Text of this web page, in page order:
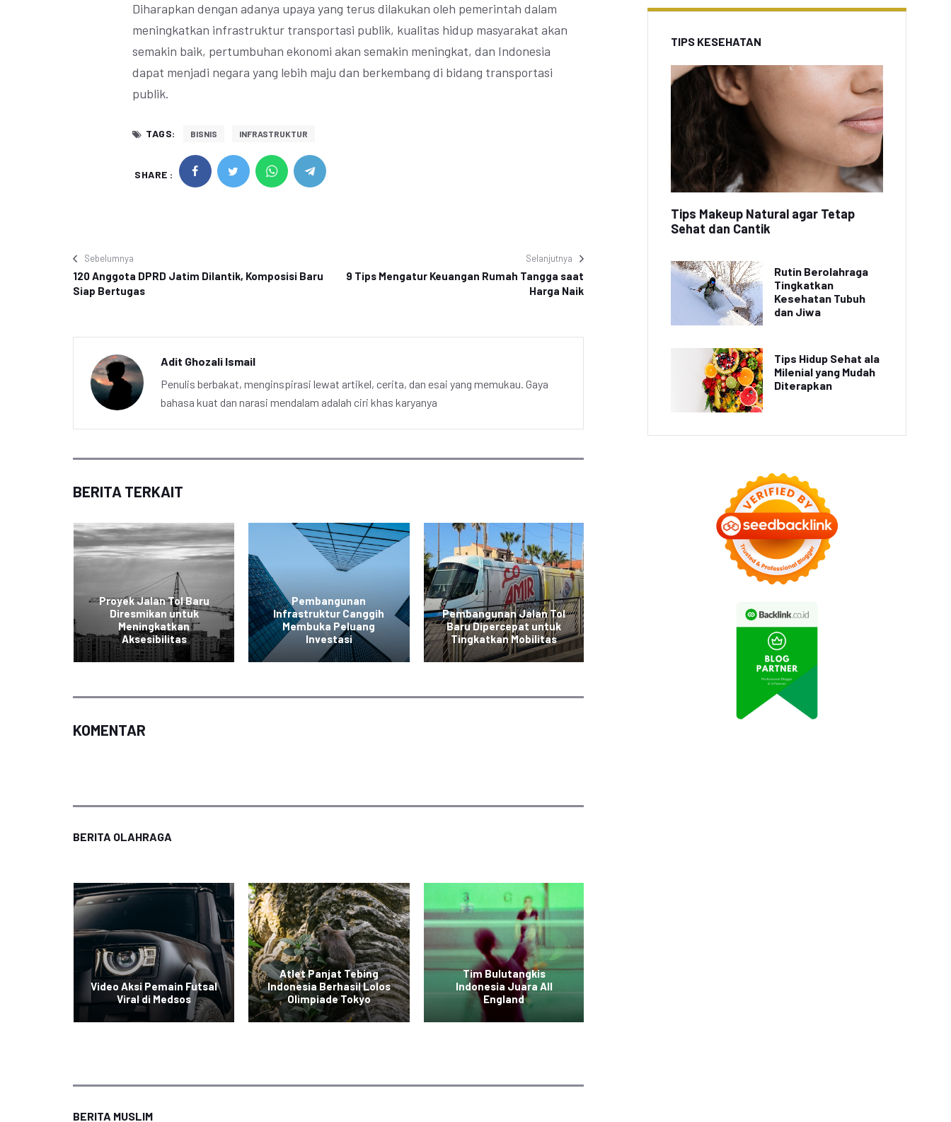
Diharapkan dengan adanya upaya yang terus dilakukan oleh pemerintah dalam
meningkatkan infrastruktur transportasi publik, kualitas hidup masyarakat akan
semakin baik, pertumbuhan ekonomi akan semakin meningkat, dan Indonesia
dapat menjadi negara yang lebih maju dan berkembang di bidang transportasi
publik.
TAGS: BISNIS INFRASTRUKTUR
SHARE :
Sebelumnya
120 Anggota DPRD Jatim Dilantik, Komposisi Baru
Siap Bertugas
Selanjutnya
9 Tips Mengatur Keuangan Rumah Tangga saat
Harga Naik
Adit Ghozali Ismail
Penulis berbakat, menginspirasi lewat artikel, cerita, dan esai yang memukau. Gaya
bahasa kuat dan narasi mendalam adalah ciri khas karyanya
BERITA TERKAIT
Proyek Jalan Tol Baru
Diresmikan untuk
Meningkatkan
Aksesibilitas
Pembangunan
Infrastruktur Canggih
Membuka Peluang
Investasi
Pembangunan Jalan Tol
Baru Dipercepat untuk
Tingkatkan Mobilitas
Infrastruktur Canggih
Membuka Peluang
KOMENTAR
BERITA OLAHRAGA
Video Aksi Pemain Futsal
Viral di Medsos
Atlet Panjat Tebing
Indonesia Berhasil Lolos
Olimpiade Tokyo
Tim Bulutangkis
Indonesia Juara All
England
BERITA MUSLIM
TIPS KESEHATAN
Tips Makeup Natural agar Tetap
Sehat dan Cantik
Rutin Berolahraga
Tingkatkan
Kesehatan Tubuh
dan Jiwa
Tips Hidup Sehat ala
Milenial yang Mudah
Diterapkan